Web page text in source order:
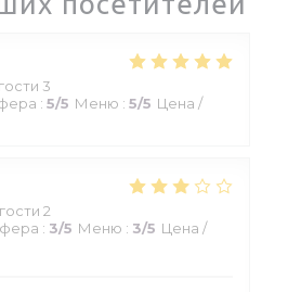
3
: 5/5 Меню : 5/5 Цена /
2
: 3/5 Меню : 3/5 Цена /